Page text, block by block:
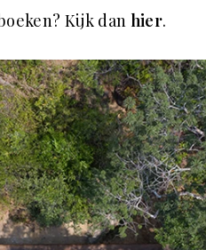
Kijk dan hier.